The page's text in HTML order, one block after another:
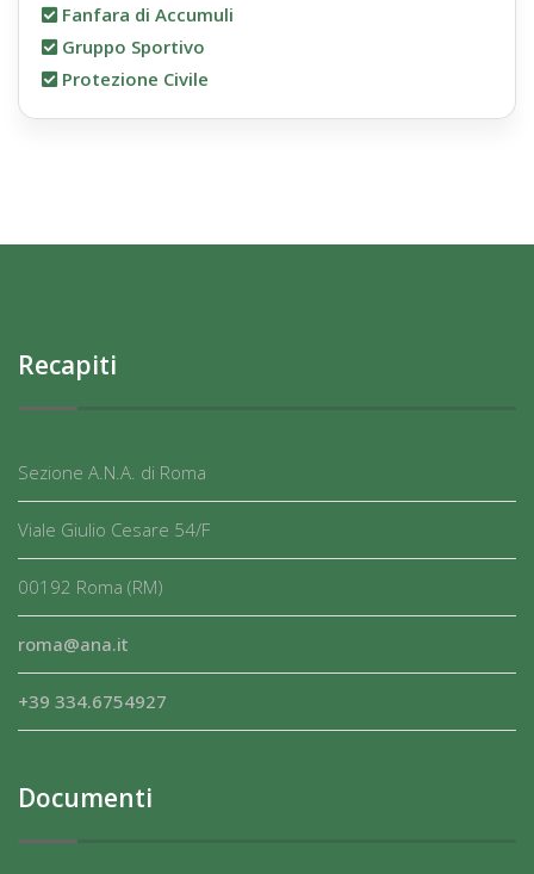
Fanfara di Accumuli
Gruppo Sportivo
Protezione Civile
Recapiti
Sezione A.N.A. di Roma
Viale Giulio Cesare 54/F
00192 Roma (RM)
roma@ana.it
+39 334.6754927
Documenti